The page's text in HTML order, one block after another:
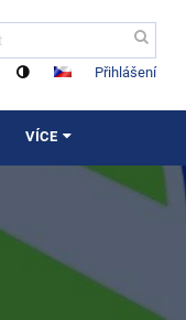
Přihlášení
VÍCE